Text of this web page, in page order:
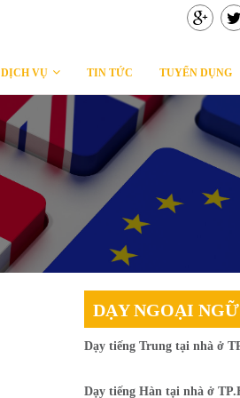
DỊCH VỤ TIN TỨC TUYỂN DỤNG
DẠY NGOẠI NGỮ
Dạy tiếng Trung tại nhà ở
Dạy tiếng Hàn tại nhà ở